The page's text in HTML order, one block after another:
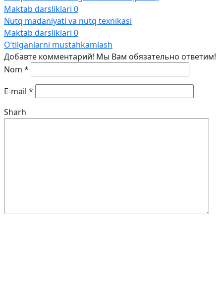
Maktab darsliklari 0
Nutq madaniyati va nutq texnikasi
Maktab darsliklari 0
O’tilganlarni mustahkamlash
Добавте комментарий! Мы Вам обязательно ответим!
Nom *
E-mail *
Sharh